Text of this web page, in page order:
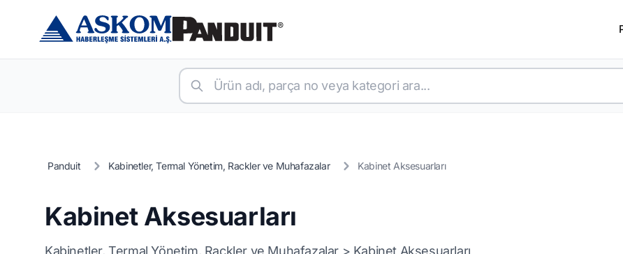
Panduit Kabinetler, Termal Yönetim, Rackler ve Muhafazalar Kabinet Aksesuarları
Kabinet Aksesuarları
Kabinetler, Termal Yönetim, Rackler ve Muhafazalar > Kabinet Aksesuarları